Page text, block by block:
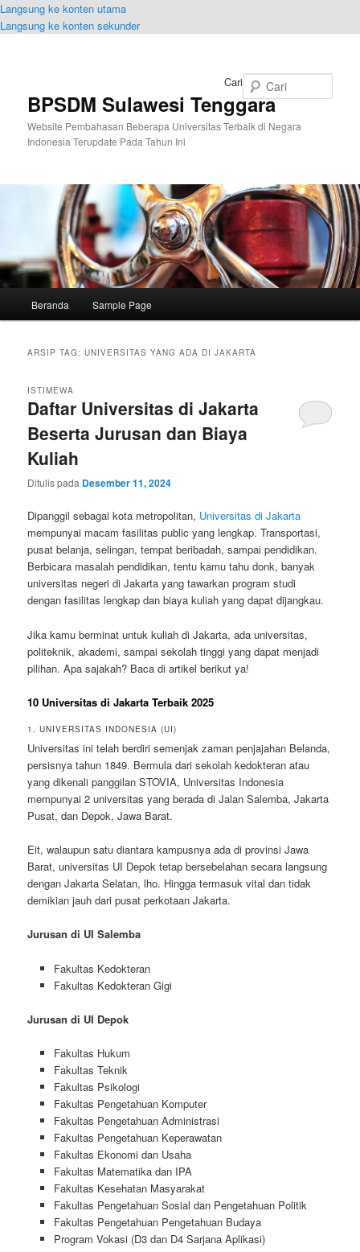
Langsung ke konten utama
Langsung ke konten sekunder
BPSDM Sulawesi Tenggara
Website Pembahasan Beberapa Universitas Terbaik di Negara
Indonesia Terupdate Pada Tahun Ini
Cari
Beranda Sample Page
ARSIP TAG:UNIVERSITAS YANG ADA DI JAKARTA
Daftar Universitas di Jakarta
Beserta Jurusan dan Biaya
Kuliah
ISTIMEWA
Ditulis pada Desember 11, 2024
Dipanggil sebagai kota metropolitan, Universitas di Jakarta
mempunyai macam fasilitas public yang lengkap. Transportasi,
pusat belanja, selingan, tempat beribadah, sampai pendidikan.
Berbicara masalah pendidikan, tentu kamu tahu donk, banyak
universitas negeri di Jakarta yang tawarkan program studi
dengan fasilitas lengkap dan biaya kuliah yang dapat dijangkau.
Jika kamu berminat untuk kuliah di Jakarta, ada universitas,
politeknik, akademi, sampai sekolah tinggi yang dapat menjadi
pilihan. Apa sajakah? Baca di artikel berikut ya!
10 Universitas di Jakarta Terbaik 2025
1. UNIVERSITAS INDONESIA (UI)
Universitas ini telah berdiri semenjak zaman penjajahan Belanda,
persisnya tahun 1849. Bermula dari sekolah kedokteran atau
yang dikenali panggilan STOVIA, Universitas Indonesia
mempunyai 2 universitas yang berada di Jalan Salemba, Jakarta
Pusat, dan Depok, Jawa Barat.
Eit, walaupun satu diantara kampusnya ada di provinsi Jawa
Barat, universitas UI Depok tetap bersebelahan secara langsung
dengan Jakarta Selatan, lho. Hingga termasuk vital dan tidak
demikian jauh dari pusat perkotaan Jakarta.
Jurusan di UI Salemba
Fakultas Kedokteran
Fakultas Kedokteran Gigi
Jurusan di UI Depok
Fakultas Hukum
Fakultas Teknik
Fakultas Psikologi
Fakultas Pengetahuan Komputer
Fakultas Pengetahuan Administrasi
Fakultas Pengetahuan Keperawatan
Fakultas Ekonomi dan Usaha
Fakultas Matematika dan IPA
Fakultas Kesehatan Masyarakat
Fakultas Pengetahuan Sosial dan Pengetahuan Politik
Fakultas Pengetahuan Pengetahuan Budaya
Program Vokasi (D3 dan D4 Sarjana Aplikasi)